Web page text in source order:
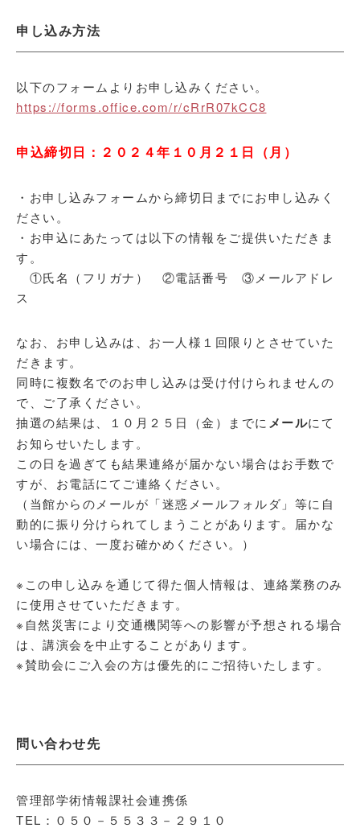
申し込み方法
以下のフォームよりお申し込みください。
https://forms.office.com/r/cRrR07kCC8
申込締切日：２０２４年１０月２１日（月）
・お申し込みフォームから締切日までにお申し込みく
ださい。
・お申込にあたっては以下の情報をご提供いただきま
す。
①氏名（フリガナ） ②電話番号 ③メールアドレ
ス
なお、お申し込みは、お一人様１回限りとさせていた
だきます。
同時に複数名でのお申し込みは受け付けられませんの
で、ご了承ください。
抽選の結果は、１０月２５日（金）までに メールにて
お知らせいたします。
この日を過ぎても結果連絡が届かない場合はお手数で
すが、お電話にてご連絡ください。
（当館からのメールが「迷惑メールフォルダ」等に自
動的に振り分けられてしまうことがあります。届かな
い場合には、一度お確かめください。）
※この申し込みを通じて得た個人情報は、連絡業務のみ
に使用させていただきます。
※自然災害により交通機関等への影響が予想される場合
は、講演会を中止することがあります。
※賛助会にご入会の方は優先的にご招待いたします。
問い合わせ先
管理部学術情報課社会連携係
TEL：０５０－５５３３－２９１０